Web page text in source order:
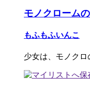
モノクローム
もふもふいんこ
少女は、モノク